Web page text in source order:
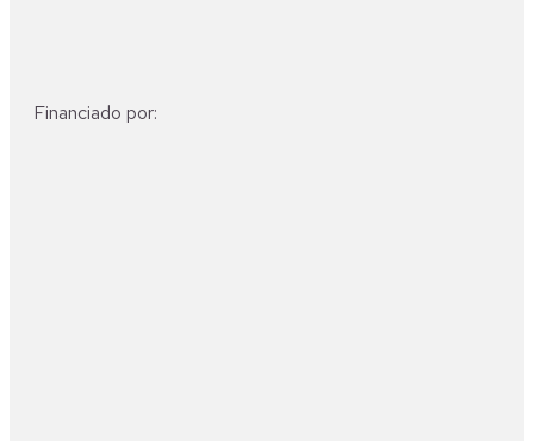
Financiado por: